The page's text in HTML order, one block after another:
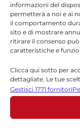
informazioni del
permetterà a noi e ai
il comportamento
sito e di mostrare
ritirare il consenso
caratteristiche e
Clicca qui sotto per
dettagliate. Le tue
sito. È possibile
compreso il ritiro del
Policy o cliccando sul
inferiore dello schermo.
Gestisci 1771 fornitori
Nome*